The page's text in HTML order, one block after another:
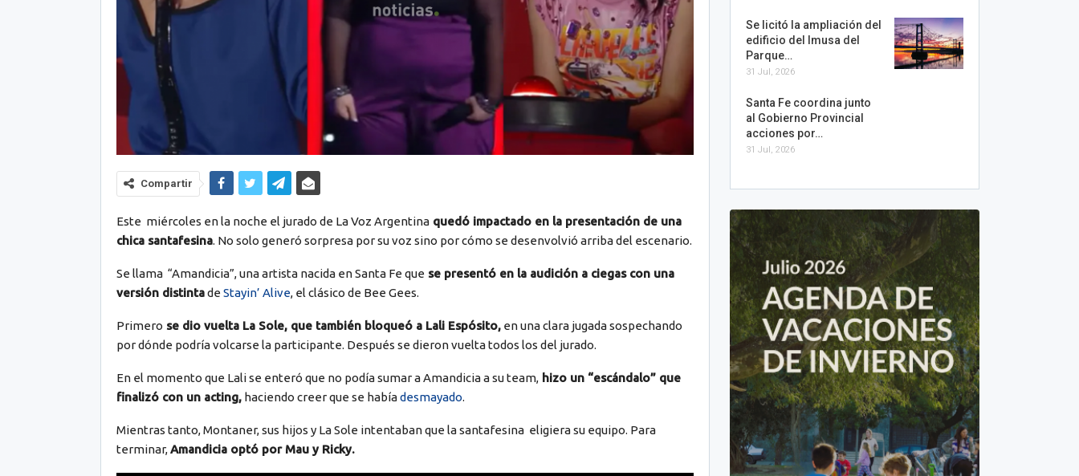
Compartir
Este miércoles en la noche el jurado de La Voz Argentinaquedó impactado en la presentación de una
chica santafesina. No solo generó sorpresa por su voz sino por cómo se desenvolvió arriba del escenario.
Se llama “Amandicia”, una artista nacida en Santa Fe que se presentó en la audición a ciegas con una
versión distintade Stayin’ Alive, el clásico de Bee Gees.
Primero se dio vuelta La Sole, que también bloqueó a Lali Espósito,en una clara jugada sospechando
por dónde podría volcarse la participante. Después se dieron vuelta todos los del jurado.
En el momento que Lali se enteró que no podía sumar a Amandicia a su team,hizo un “escándalo” que
finalizó con un acting,haciendo creer que se habíadesmayado.
Mientras tanto, Montaner, sus hijos y La Sole intentaban que la santafesina eligiera su equipo. Para
terminar,Amandicia optó por Mau y Ricky.
Se licitó la ampliación del
edificio del Imusa del
Parque…
31 Jul, 2026
Santa Fe coordina junto
al Gobierno Provincial
acciones por…
31 Jul, 2026